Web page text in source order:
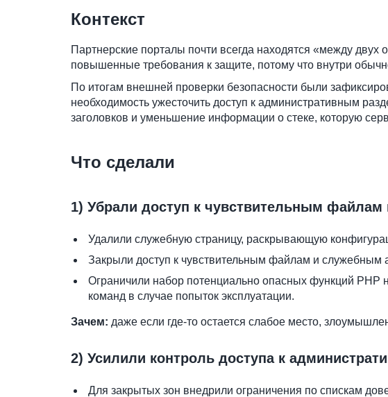
Контекст
Партнерские порталы почти всегда находятся «между
повышенные требования к защите, потому что внутри
По итогам внешней проверки безопасности были
необходимость ужесточить доступ к административным
заголовков и уменьшение информации о стеке, которую
Что сделали
1) Убрали доступ к чувствительным
Удалили служебную страницу, раскрывающую
Закрыли доступ к чувствительным файлам и служебным
Ограничили набор потенциально опасных функций PHP
команд в случае попыток эксплуатации.
Зачем: даже если где-то остается слабое место,
2) Усилили контроль доступа к
Для закрытых зон внедрили ограничения по спискам